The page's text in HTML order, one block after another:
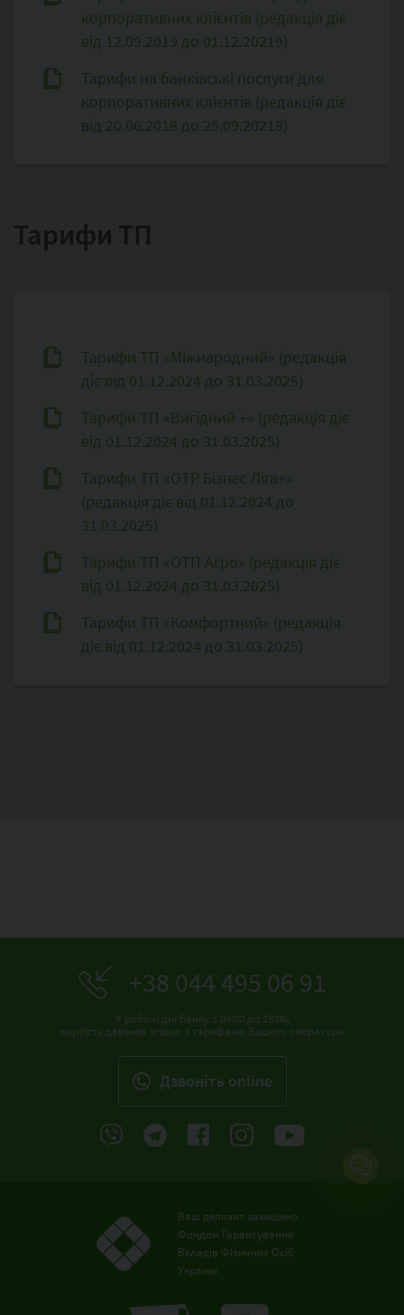
корпоративних клієнтів (редакція діє
від 12.09.2019 до 01.12.20219)
Тарифи на банківські послуги для
корпоративних клієнтів (редакція діє
від 20.06.2018 до 25.09.20218)
Тарифи ТП
Тарифи ТП «Міжнародний» (редакція
діє від 01.12.2024 до 31.03.2025)
Тарифи ТП «Вигідний +» (редакція діє
від 01.12.2024 до 31.03.2025)
Тарифи ТП «OTP Бізнес Ліга+»
(редакція діє від 01.12.2024 до
31.03.2025)
Тарифи ТП «ОТП Агро» (редакція діє
від 01.12.2024 до 31.03.2025)
Тарифи ТП «Комфортний» (редакція
діє від 01.12.2024 до 31.03.2025)
+38 044 495 06 91
У робочі дні банку з 09:00 до 18:00,
вартість дзвінків згідно з тарифами Вашого оператора
Дзвонiть online
Ваш депозит захищено
Фондом Гарантування
Вкладів Фізичних Осіб
України